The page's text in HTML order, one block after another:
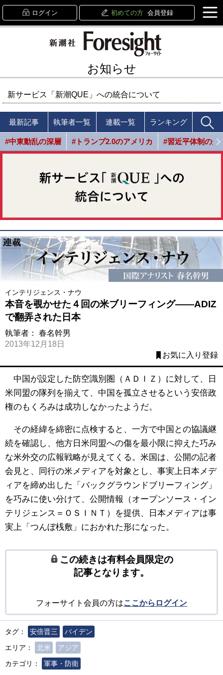
ログイン 初めての方 会員登録
お知らせ
新サービス「新潮QUE」への統合について
最新記事 執筆者一覧 連載一覧 ランキング
#中東動乱の深層 #トランプ2.0のアメリカ #習近平体制の光
インテリジェンス・ナウ
本音を覗かせた４回の米ブリーフィング――ADIZ
で翻弄された日本
執筆者： 春名幹男
2013年12月18日
お気に入り登録
中国が設定した防空識別圏（ＡＤＩＺ）に対して、日
米同盟の隊列を揃えて、中国を孤立させるという安倍政
権のもくろみは成功しなかったようだ。
その経緯を綿密に点検すると、一方で中国との協議継
続を確認し、他方日米同盟への傷を最小限に抑えた巧み
な米外交の広報戦略が見えてくる。米国は、公開の記者
会見と、同行の米メディアを対象とし、事実上日本メデ
ィアを締め出した「バックグラウンドブリーフィング」
を巧みに使い分けて、公開情報（オープンソース・イン
テリジェンス＝ＯＳＩＮＴ）を提供、日本メディアは事
実上「つんぼ桟敷」におかれた形になった。
この続きは有料会員限定の
記事となります。
フォーサイト会員の方はここからログイン
タグ： 安倍晋三
バイデン
エリア：
北米
アジア
カテゴリ：
軍事・防衛